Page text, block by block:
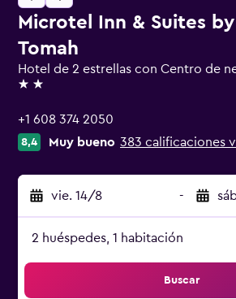
Microtel Inn & Suites
Tomah
Hotel de 2 estrellas con Centro de
2 estrellas
+1 608 374 2050
8,4 Muy bueno 383 calificaciones
vie. 14/8 -
2 huéspedes, 1 habitación
Buscar